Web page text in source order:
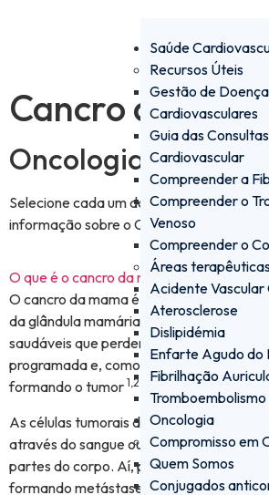
Saúde
Recursos Úteis
Gestão de
Cardiovasculares
Guia das
Cardiovascular
Compreender a
Compreender o
Venoso
Compreender o
Áreas
Acidente Vascular
Aterosclerose
Dislipidémia
Enfarte Agudo do
Fibrilhação
Tromboembolismo
Oncologia
Compromisso em
Quem Somos
Conjugados
Cancro da
Oncologia
Selecione cada um dos elementos
informação sobre o Cancro da Mama.
O que é o cancro da mama?
O cancro da mama é um tumor maligno
da glândula mamária. Estas células
saudáveis que perdem a capacidade de
programada e, como resultado,
formando o tumor 1,2
As células tumorais do cancro da mama
através do sangue ou dos vasos linfáticos
partes do corpo. Aí, podem aderir aos
formando metástases1.